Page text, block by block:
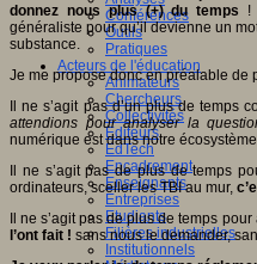
Conférences
Outils
Pratiques
Acteurs de l'éducation
Animateurs
Chercheurs
Collectivités
Editeurs
EdTech
Encadrement
Enseignants
Entreprises
Etudiants
Filières industrielles
Institutionnels
donnez nous plus (+) du temps !
généraliste pour qu’il devienne un
substance.
Je me propose donc en préalable de
Il ne s’agit pas d’un plus de temps
attendions pour analyser la
numérique est dans notre
Il ne s’agit pas de plus de temps
ordinateurs, sceller les TBI au mur,
Il ne s’agit pas de plus de temps
l’ont fait ! sans nous le demander,